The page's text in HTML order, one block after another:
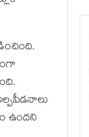
ఉందని